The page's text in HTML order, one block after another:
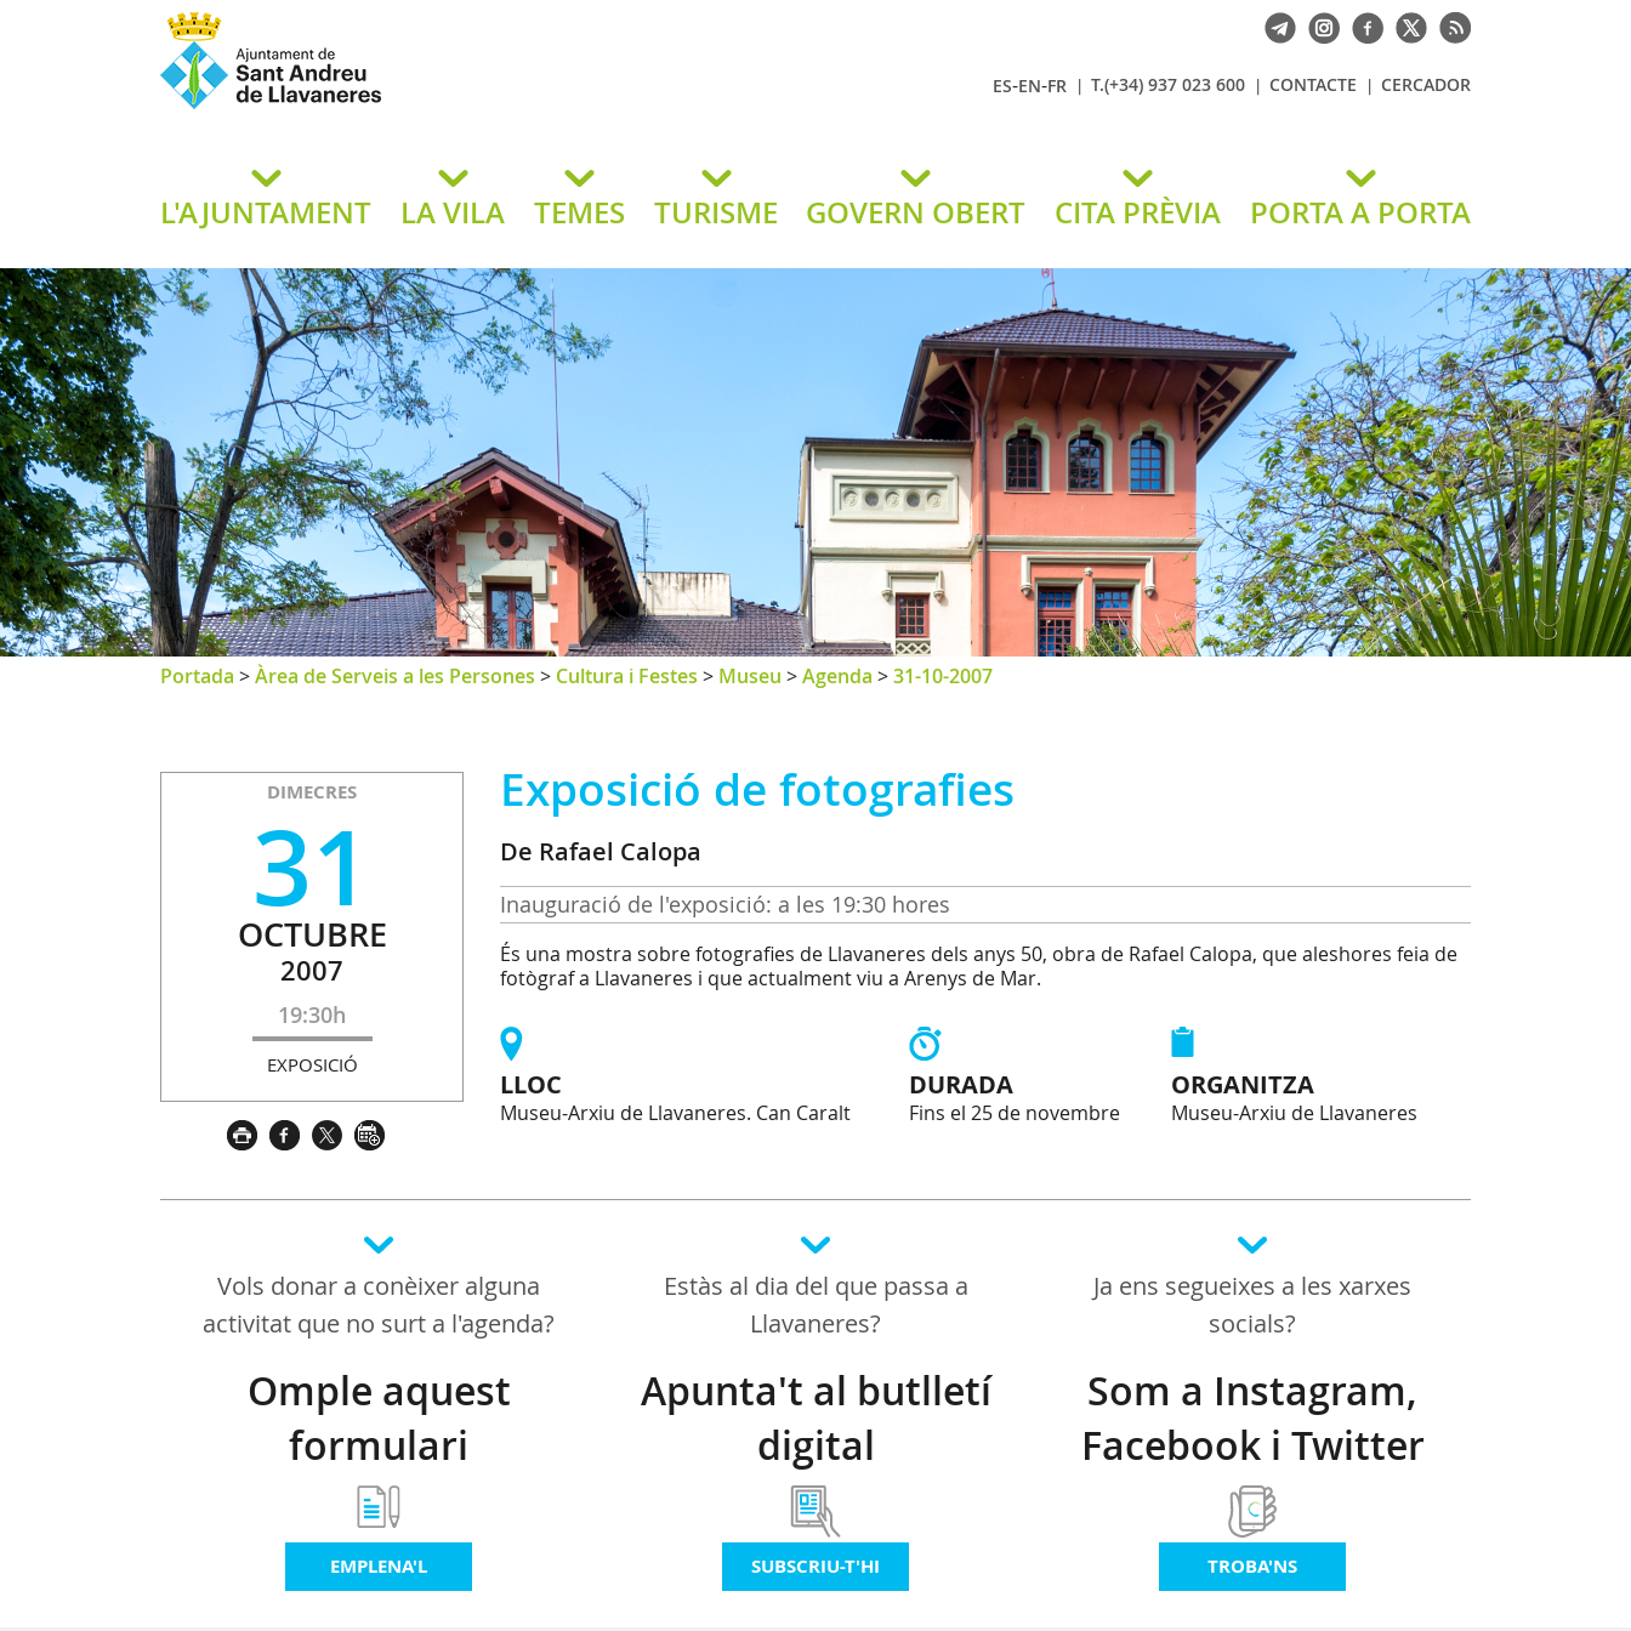
de Llavaneres
ES-EN-FR T.(+34) 937 023 600 CONTACTE CERCADOR
L'AJUNTAMENT LA VILA TEMES TURISME GOVERN OBERT CITA PRÈVIA PORTA A PORTA
Portada >Àrea de Serveis a les Persones > Cultura i Festes > Museu >Agenda >31-10-2007
DIMECRES
31
OCTUBRE
2007
19:30h
EXPOSICIÓ
Exposició de fotografies
De Rafael Calopa
Inauguració de l'exposició: a les 19:30 hores
És una mostra sobre fotografies de Llavaneres dels anys 50, obra de Rafael Calopa, que aleshores feia de
fotògraf a Llavaneres i que actualment viu a Arenys de Mar.
LLOC
Museu-Arxiu de Llavaneres. Can Caralt
DURADA
Fins el 25 de novembre
ORGANITZA
Museu-Arxiu de Llavaneres
Vols donar a conèixer alguna
activitat que no surt a l'agenda?
Omple aquest
formulari
EMPLENA'L
Estàs al dia del que passa a
Llavaneres?
Apunta't al butlletí
digital
SUBSCRIU-T'HI
Ja ens segueixes a les xarxes
socials?
Som a Instagram,
Facebook i Twitter
TROBA'NS